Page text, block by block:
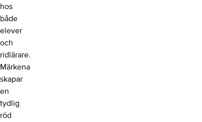
hos
både
elever
och
ridlärare.
Märkena
skapar
en
tydlig
röd